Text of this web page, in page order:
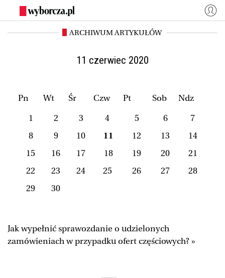
WYBORCZA.PL
Świat
Wyborcza.biz Co jest grane24
Opinie
Magazyny BIQdata
Jutronauci Osiem Dziewięć
NASZE SERWISY
Duży Format Wysokie Obcasy
ARCHIWUM ARTYKUŁÓW
11 czerwiec 2020
Pn Wt Śr Czw Pt Sob
Ndz
1
2 3 4 5 6
7
8
9 10 11 12 13
14
15
16 17 18 19 20
21
22
23 24 25 26 27
28
29
30
Jak wypełnić sprawozdanie o udzielonych
zamówieniach w przypadku ofert częściowych? »